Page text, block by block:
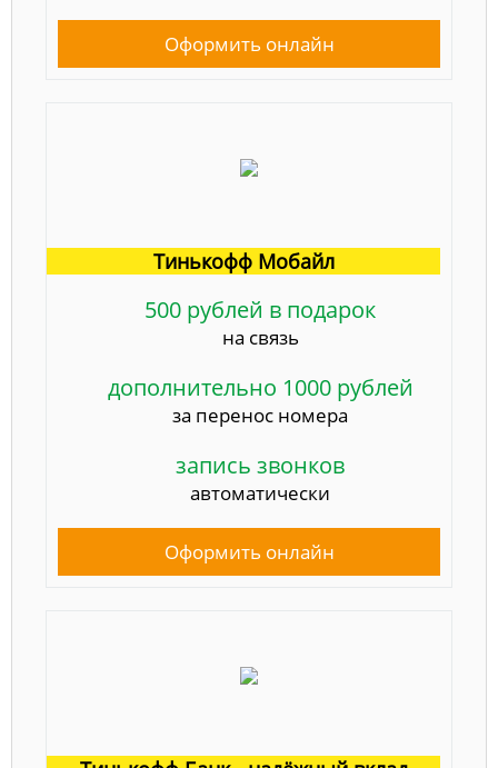
Оформить онлайн
Тинькофф Мобайл
500 рублей в подарок
на связь
дополнительно 1000 рублей
за перенос номера
запись звонков
автоматически
Оформить онлайн